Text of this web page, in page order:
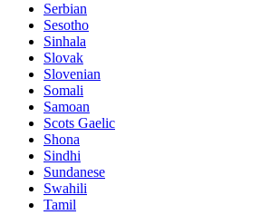
Serbian
Sesotho
Sinhala
Slovak
Slovenian
Somali
Samoan
Scots Gaelic
Shona
Sindhi
Sundanese
Swahili
Tamil